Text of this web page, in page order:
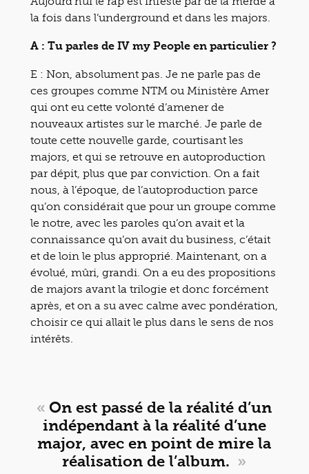
la fois dans l’underground et dans les majors.
A : Tu parles de IV my People en particulier ?
E : Non, absolument pas. Je ne parle pas de
ces groupes comme NTM ou Ministère Amer
qui ont eu cette volonté d’amener de
nouveaux artistes sur le marché. Je parle de
toute cette nouvelle garde, courtisant les
majors, et qui se retrouve en autoproduction
par dépit, plus que par conviction. On a fait
nous, à l’époque, de l’autoproduction parce
qu’on considérait que pour un groupe comme
le notre, avec les paroles qu’on avait et la
connaissance qu’on avait du business, c’était
et de loin le plus approprié. Maintenant, on a
évolué, mûri, grandi. On a eu des propositions
de majors avant la trilogie et donc forcément
après, et on a su avec calme avec pondération,
choisir ce qui allait le plus dans le sens de nos
intérêts.
« On est passé de la réalité d’un
indépendant à la réalité d’une
major, avec en point de mire la
réalisation de l’album. »